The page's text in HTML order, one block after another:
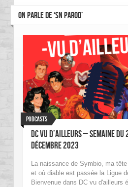
ON PARLE DE ‘SN PAROD’
Podcasts
DC vu d’ailleurs – Semaine du
Décembre 2023
La naissance de Symbio, ma
et où diable est passée la Ligue
Bienvenue dans DC vu d'ailleurs